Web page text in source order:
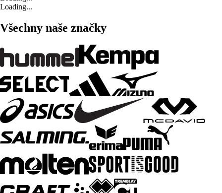
Loading...
Všechny naše značky